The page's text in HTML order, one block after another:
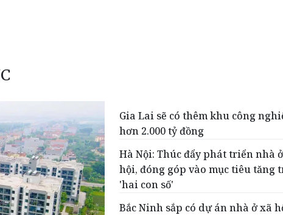
Gia Lai sẽ có thêm khu công
hơn 2.000 tỷ đồng
Hà Nội: Thúc đẩy phát triển nhà
hội, đóng góp vào mục tiêu tăng
'hai con số'
Bắc Ninh sắp có dự án nhà ở xã